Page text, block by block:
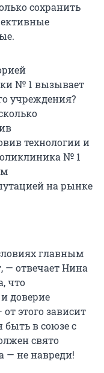
сохранить
№ 1 вызывает
учреждения?
технологии и
№ 1
на рынке
главным
— отвечает Нина
что
доверие
этого зависит
быть в союзе с
свято
— не навреди!